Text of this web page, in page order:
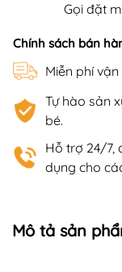
Gọi đặt
Chính sách bán
Miễn phí
Tự hào sản
bé.
Hỗ trợ 24/7,
dụng cho
Mô tả sản